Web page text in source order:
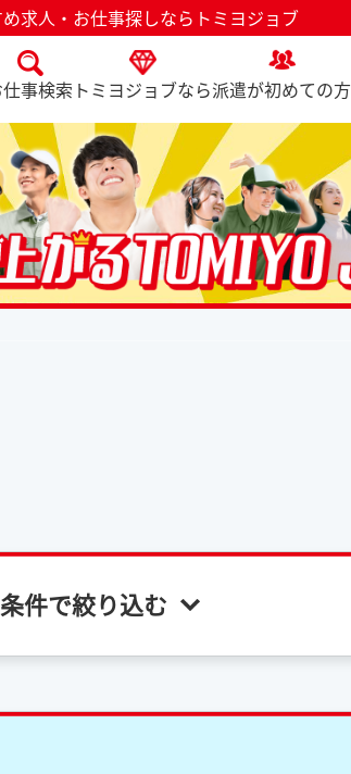
求人・お仕事探しならトミヨジョブ
事検索 トミヨジョブなら派遣が初めての方
条件で絞り込む